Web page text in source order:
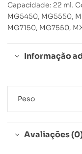
Capacidade: 22 ml.
MG5450, MG5550,
MG7150, MG7550,
Informação
Peso
Avaliações